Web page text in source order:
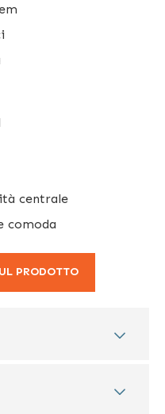
centrale
comoda
PRODOTTO